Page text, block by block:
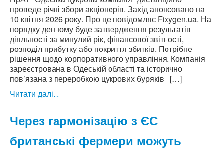
проведе річні збори акціонерів. Захід анонсовано на
10 квітня 2026 року. Про це повідомляє Fixygen.ua. На
порядку денному буде затвердження результатів
діяльності за минулий рік, фінансової звітності,
розподіл прибутку або покриття збитків. Потрібне
рішення щодо корпоративного управління. Компанія
зареєстрована в Одеській області та історично
пов’язана з переробкою цукрових буряків і […]
Читати далі...
Через гармонізацію з ЄС
британські фермери можуть